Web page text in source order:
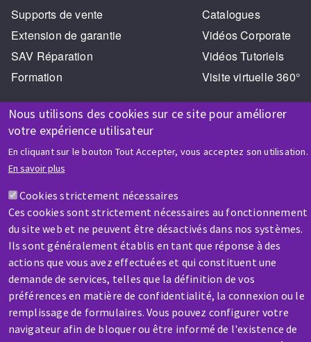
Nous utilisons des cookies sur ce site pour améliorer
votre expérience utilisateur
En cliquant sur le bouton Tout Accepter, vous acceptez son utilisation.
En savoir plus
Cookies strictement nécessaires
Ces cookies sont strictement nécessaires au fonctionnement
du site web et ne peuvent être désactivés dans nos systèmes.
Ils sont généralement établis en tant que réponse à des
actions que vous avez effectuées et qui constituent une
demande de services, telles que la définition de vos
préférences en matière de confidentialité, la connexion ou le
remplissage de formulaires. Vous pouvez configurer votre
navigateur afin de bloquer ou être informé de l'existence de
Supports de vente
Extension de garantie
SAV Réparation
Formation
Catalogues
Vidéos Corporate
Vidéos Tutoriels
Visite virtuelle 360°
Une question ? Un renseignement ?
Contactez-nous